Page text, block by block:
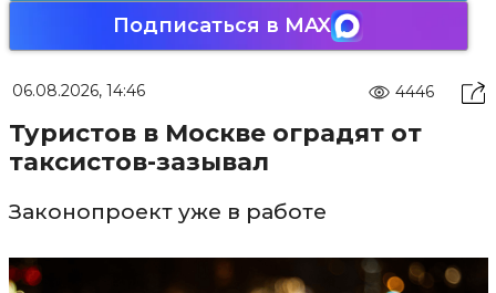
Подписаться в MAX
06.08.2026, 14:46 4446
Туристов в Москве оградят от
таксистов-зазывал
Законопроект уже в работе